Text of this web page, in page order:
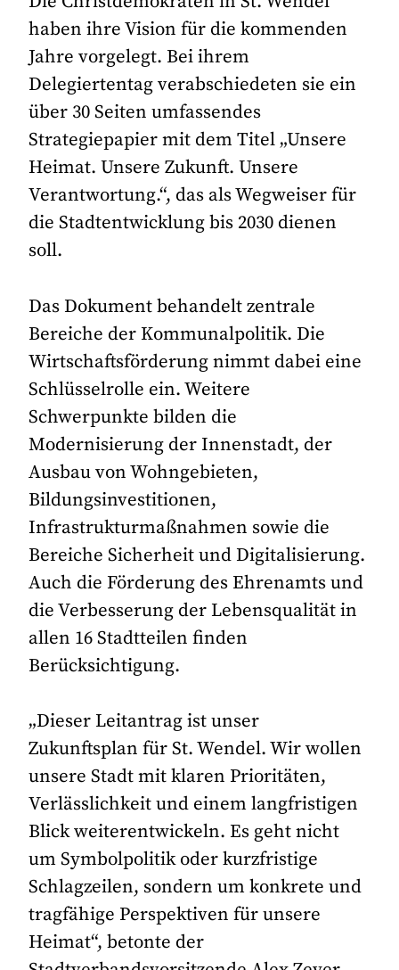
haben ihre Vision für die kommenden
Jahre vorgelegt. Bei ihrem
Delegiertentag verabschiedeten sie ein
über 30 Seiten umfassendes
Strategiepapier mit dem Titel „Unsere
Heimat. Unsere Zukunft. Unsere
Verantwortung.“, das als Wegweiser für
die Stadtentwicklung bis 2030 dienen
soll.
Das Dokument behandelt zentrale
Bereiche der Kommunalpolitik. Die
Wirtschaftsförderung nimmt dabei eine
Schlüsselrolle ein. Weitere
Schwerpunkte bilden die
Modernisierung der Innenstadt, der
Ausbau von Wohngebieten,
Bildungsinvestitionen,
Infrastrukturmaßnahmen sowie die
Bereiche Sicherheit und Digitalisierung.
Auch die Förderung des Ehrenamts und
die Verbesserung der Lebensqualität in
allen 16 Stadtteilen finden
Berücksichtigung.
„Dieser Leitantrag ist unser
Zukunftsplan für St. Wendel. Wir wollen
unsere Stadt mit klaren Prioritäten,
Verlässlichkeit und einem langfristigen
Blick weiterentwickeln. Es geht nicht
um Symbolpolitik oder kurzfristige
Schlagzeilen, sondern um konkrete und
tragfähige Perspektiven für unsere
Heimat“, betonte der